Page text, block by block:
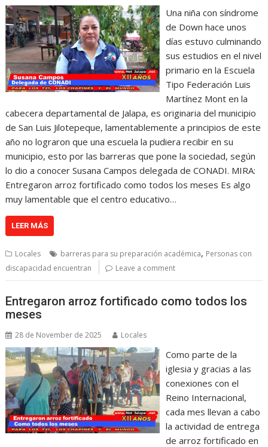
Una niña con síndrome
de Down hace unos
días estuvo culminando
sus estudios en el nivel
primario en la Escuela
Tipo Federación Luis
Martínez Mont en la
cabecera departamental de Jalapa, es originaria del municipio
de San Luis Jilotepeque, lamentablemente a principios de este
año no lograron que una escuela la pudiera recibir en su
municipio, esto por las barreras que pone la sociedad, según
lo dio a conocer Susana Campos delegada de CONADI. MIRA:
Entregaron arroz fortificado como todos los meses Es algo
muy lamentable que el centro educativo…
LEER MÁS
Locales barreras para su preparación académica, Personas con
discapacidad encuentran
Leave a comment
Entregaron arroz fortificado como todos los
meses
28 de November de 2025 Locales
Como parte de la
iglesia y gracias a las
conexiones con el
Reino Internacional,
cada mes llevan a cabo
la actividad de entrega
de arroz fortificado en